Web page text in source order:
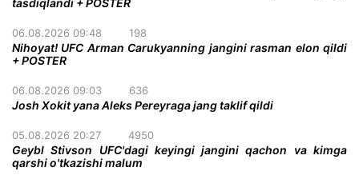
06.08.2026 09:48 198
Nihoyat! UFC Arman Carukyanning jangini rasman elon qildi
+ POSTER
06.08.2026 09:03 636
Josh Xokit yana Aleks Pereyraga jang taklif qildi
05.08.2026 20:27 4950
Geybl Stivson UFC'dagi keyingi jangini qachon va kimga
qarshi o'tkazishi malum